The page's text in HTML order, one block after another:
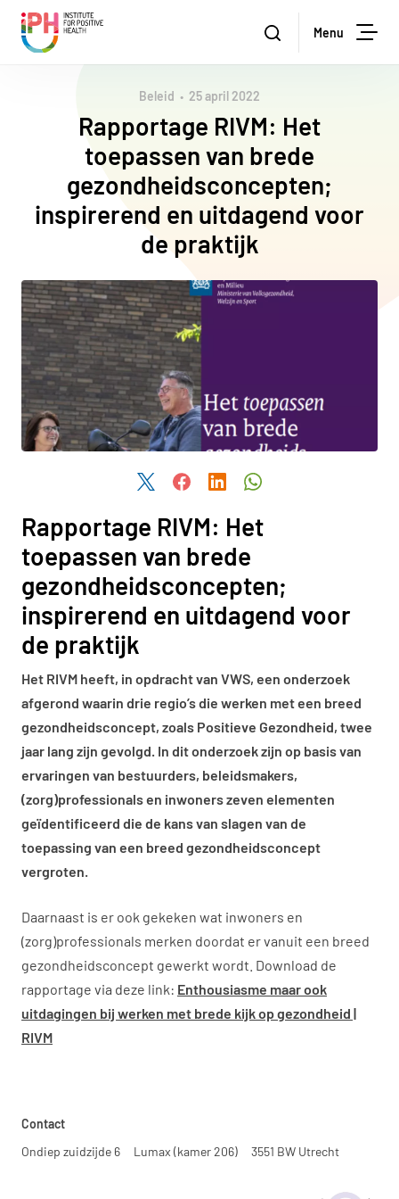
Institute for Positive Health Zoeken
Menu
Beleid 25 april 2022
Rapportage RIVM: Het
toepassen van brede
gezondheidsconcepten;
inspirerend en uitdagend voor
de praktijk
Deel dit artikel via Twitter
Deel dit artikel via Facebook
Deel dit artikel via LinkedIn
Rapportage RIVM: Het
toepassen van brede
gezondheidsconcepten;
inspirerend en uitdagend voor
de praktijk
Het RIVM heeft, in opdracht van VWS, een onderzoek
afgerond waarin drie regio’s die werken met een breed
gezondheidsconcept, zoals Positieve Gezondheid, twee
jaar lang zijn gevolgd. In dit onderzoek zijn op basis van
ervaringen van bestuurders, beleidsmakers,
(zorg)professionals en inwoners zeven elementen
geïdentificeerd die de kans van slagen van de
toepassing van een breed gezondheidsconcept
vergroten.
Daarnaast is er ook gekeken wat inwoners en
(zorg)professionals merken doordat er vanuit een breed
gezondheidsconcept gewerkt wordt. Download de
rapportage via deze link: Enthousiasme maar ook
uitdagingen bij werken met brede kijk op gezondheid |
RIVM
Contact
Ondiep zuidzijde 6
Lumax (kamer 206) 3551 BW Utrecht